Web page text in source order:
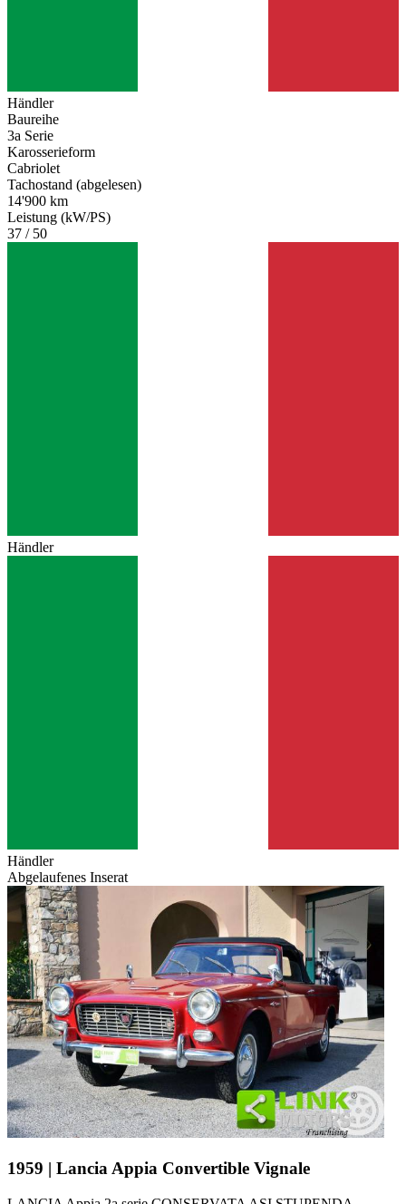
Händler
Baureihe
3a Serie
Karosserieform
Cabriolet
Tachostand (abgelesen)
14'900 km
Leistung (kW/PS)
37 / 50
Händler
Händler
Abgelaufenes Inserat
1959 | Lancia Appia Convertible Vignale